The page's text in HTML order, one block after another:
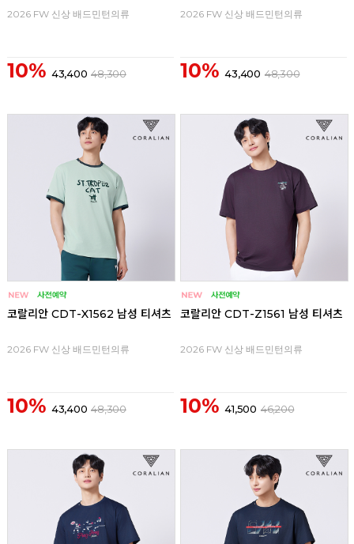
2026 FW 신상 배드민턴의류
10% 43,400 48,300
2026 FW 신상 배드민턴의류
10% 43,400 48,300
코랄리안 CDT-X1562 남성 티셔츠
2026 FW 신상 배드민턴의류
10% 43,400 48,300
코랄리안 CDT-Z1561 남성 티셔츠
2026 FW 신상 배드민턴의류
10% 41,500 46,200